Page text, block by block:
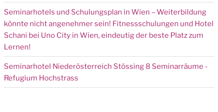
Seminarhotels und Schulungsplan in Wien – Weiterbildung
könnte nicht angenehmer sein! Fitnessschulungen und Hotel
Schani bei Uno City in Wien, eindeutig der beste Platz zum
Lernen!
Seminarhotel Niederösterreich Stössing 8 Seminarräume -
Refugium Hochstrass